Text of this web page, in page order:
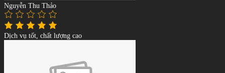
Nguyễn Thu Thảo
Dịch vụ tốt, chất lượng cao